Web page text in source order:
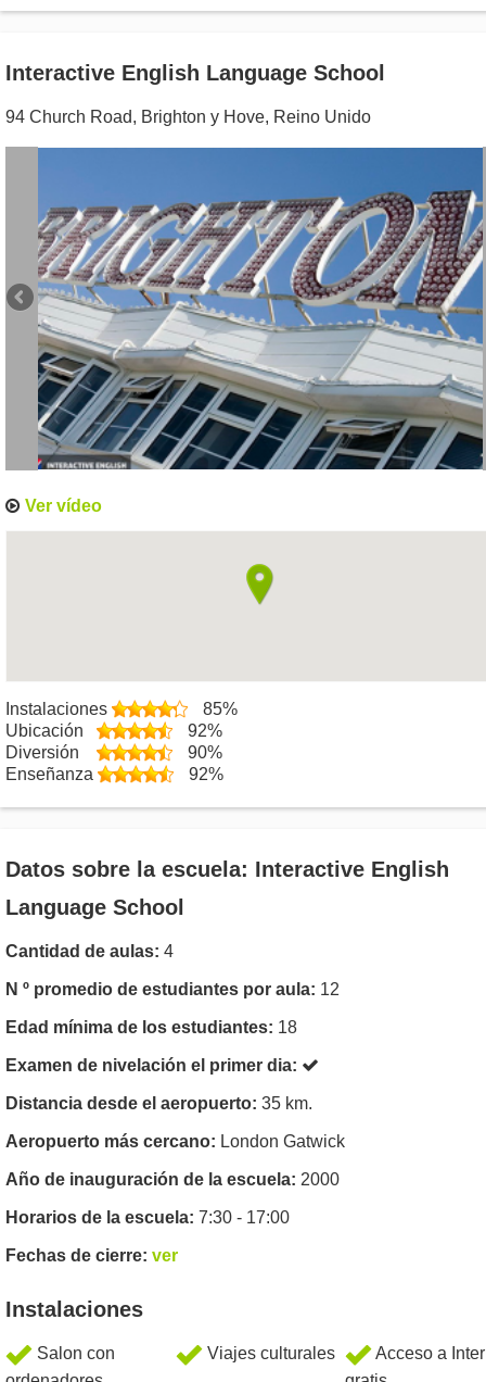
Interactive English Language School
94 Church Road, Brighton y Hove, Reino Unido
Ver vídeo
Instalaciones
85%
Ubicación
92%
Diversión
90%
Enseñanza
92%
Datos sobre la escuela: Interactive English
Language School
Cantidad de aulas: 4
N º promedio de estudiantes por aula: 12
Edad mínima de los estudiantes: 18
Examen de nivelación el primer dia:
Distancia desde el aeropuerto: 35 km.
Aeropuerto más cercano: London Gatwick
Año de inauguración de la escuela: 2000
Horarios de la escuela: 7:30 - 17:00
Fechas de cierre: ver
Instalaciones
Salon con
Viajes culturales
Acceso a